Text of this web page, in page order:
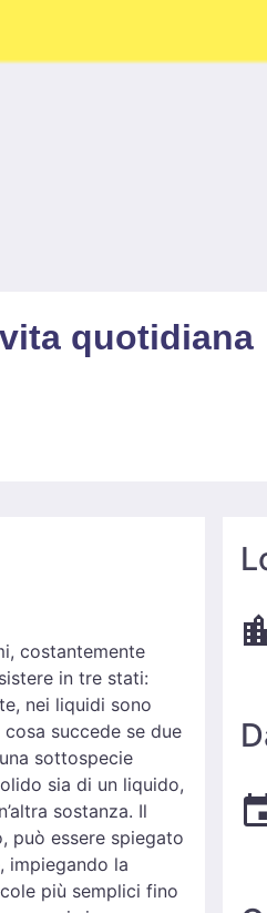
quotidiana
costantemente
in tre stati:
nei liquidi sono
succede se due
sottospecie
sia di un liquido,
sostanza. Il
può essere spiegato
impiegando la
più semplici fino